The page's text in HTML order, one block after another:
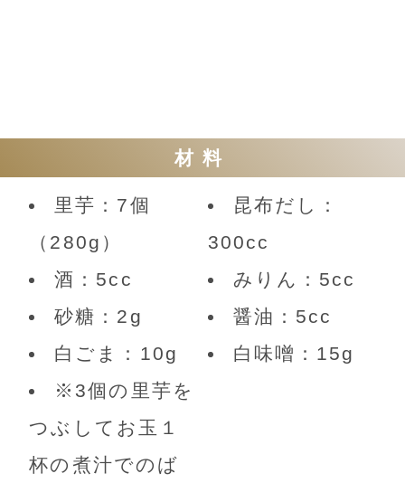
材料
里芋：7個
（280g）
昆布だし：
300cc
酒：5cc
みりん：5cc
砂糖：2g
醤油：5cc
白ごま：10g
白味噌：15g
※3個の里芋を
つぶしてお玉１
杯の煮汁でのば